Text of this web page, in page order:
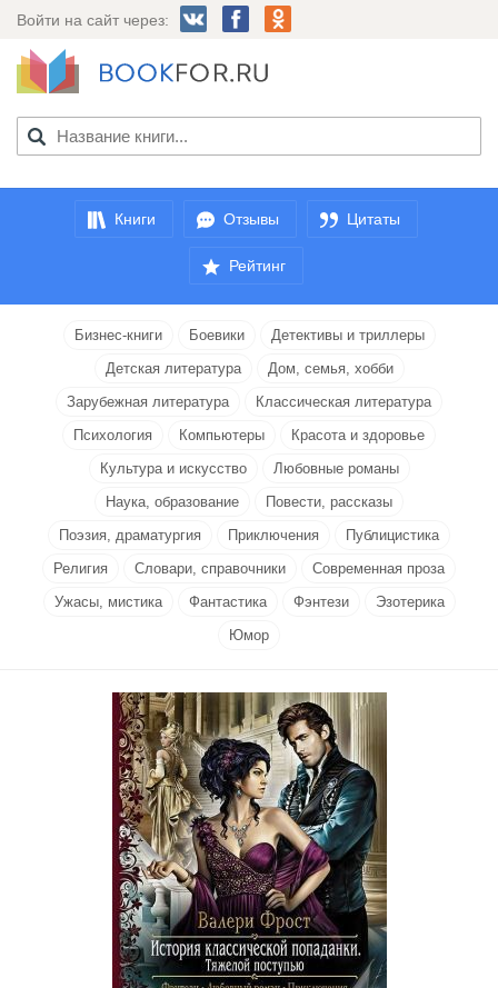
Войти на сайт через:
Книги Отзывы Цитаты
Рейтинг
Бизнес-книги Боевики
Детективы и триллеры
Детская литература
Дом, семья, хобби
Зарубежная литература
Классическая литература
Психология
Компьютеры
Красота и здоровье
Культура и искусство
Любовные романы
Наука, образование
Повести, рассказы
Поэзия, драматургия
Приключения
Публицистика
Религия
Словари, справочники
Современная проза
Ужасы, мистика
Фантастика Фэнтези
Эзотерика
Юмор